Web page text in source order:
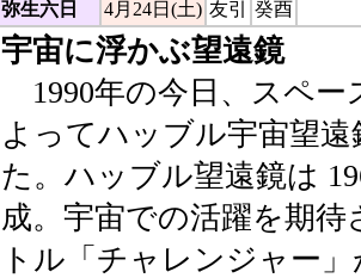
弥生六日 4月24日(土) 友引 癸酉
宇宙に浮かぶ望遠鏡
1990年の今日、スペー
よってハッブル宇宙望
た。ハッブル望遠鏡は
成。宇宙での活躍を期
トル「チャレンジャー